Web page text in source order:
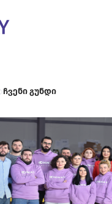
ჩვენი გუნდი